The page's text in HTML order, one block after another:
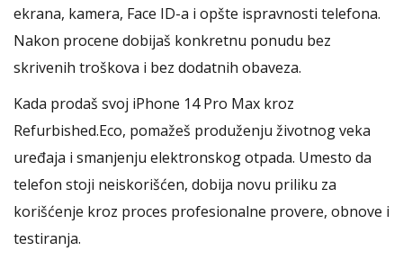
ekrana, kamera, Face ID-a i opšte ispravnosti telefona.
Nakon procene dobijaš konkretnu ponudu bez
skrivenih troškova i bez dodatnih obaveza.
Kada prodaš svoj iPhone 14 Pro Max kroz
Refurbished.Eco, pomažeš produženju životnog veka
uređaja i smanjenju elektronskog otpada. Umesto da
telefon stoji neiskorišćen, dobija novu priliku za
korišćenje kroz proces profesionalne provere, obnove i
testiranja.